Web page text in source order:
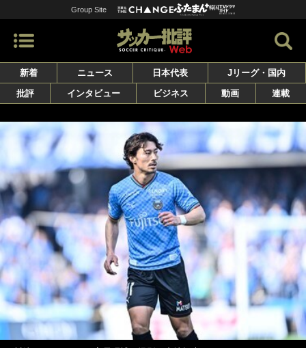
Group Site
新着 ニュース 日本代表
Jリーグ・国内
批評
インタビュー ビジネス 動画 連載